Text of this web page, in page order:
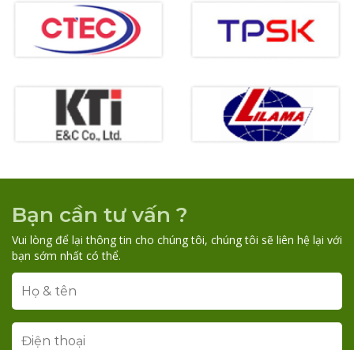
Bạn cần tư vấn ?
Vui lòng để lại thông tin cho chúng tôi, chúng tôi sẽ liên hệ lại với
bạn sớm nhất có thể.